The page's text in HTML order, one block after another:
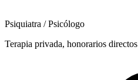
Psiquiatra / Psicólogo
Terapia privada, honorarios directos